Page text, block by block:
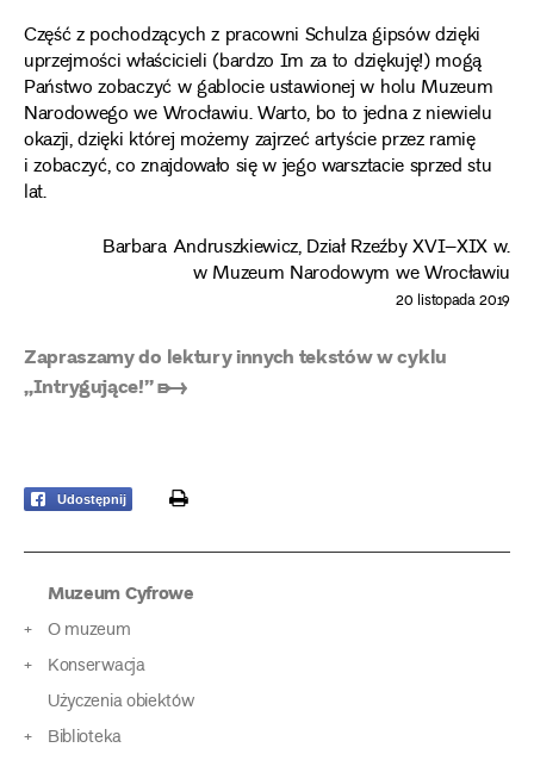
Część z pochodzących z pracowni Schulza gipsów dzięki
uprzejmości właścicieli (bardzo Im za to dziękuję!) mogą
Państwo zobaczyć w gablocie ustawionej w holu Muzeum
Narodowego we Wrocławiu. Warto, bo to jedna z niewielu
okazji, dzięki której możemy zajrzeć artyście przez ramię
i zobaczyć, co znajdowało się w jego warsztacie sprzed stu
lat.
Barbara Andruszkiewicz, Dział Rzeźby XVI–XIX w.
w Muzeum Narodowym we Wrocławiu
20 listopada 2019
Zapraszamy do lektury innych tekstów w cyklu
„Intrygujące!” ➸
Udostępnij print
Muzeum Cyfrowe
O muzeum
Konserwacja
Użyczenia obiektów
Biblioteka